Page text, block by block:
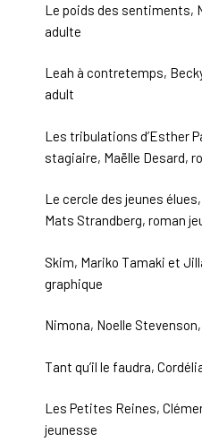
Le poids des sentiments,
adulte
Leah à contretemps,
adult
Les tribulations d’Esther
stagiaire, Maëlle Desard,
Le cercle des jeunes
Mats Strandberg, roman
Skim, Mariko Tamaki et
graphique
Nimona, Noelle
Tant qu’il le faudra,
Les Petites Reines,
jeunesse